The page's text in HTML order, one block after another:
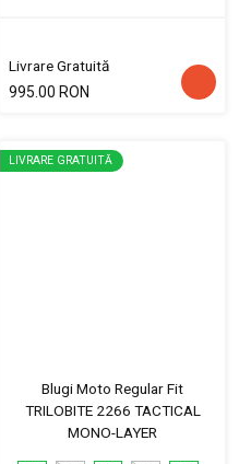
Livrare Gratuită
995.00 RON
LIVRARE GRATUITĂ
Blugi Moto Regular Fit
TRILOBITE 2266 TACTICAL
MONO-LAYER